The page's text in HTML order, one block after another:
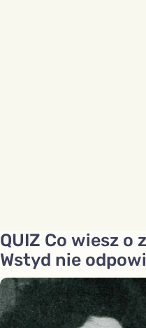
QUIZ Co wiesz o
Wstyd nie